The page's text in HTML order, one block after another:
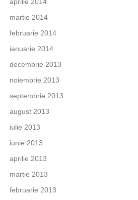
aprilie 2014
martie 2014
februarie 2014
ianuarie 2014
decembrie 2013
noiembrie 2013
septembrie 2013
august 2013
iulie 2013
iunie 2013
aprilie 2013
martie 2013
februarie 2013